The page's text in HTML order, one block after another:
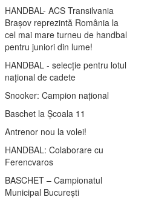
HANDBAL- ACS Transilvania
Brașov reprezintă România la
cel mai mare turneu de handbal
pentru juniori din lume!
HANDBAL - selecție pentru lotul
național de cadete
Snooker: Campion național
Baschet la Școala 11
Antrenor nou la volei!
HANDBAL: Colaborare cu
Ferencvaros
BASCHET – Campionatul
Municipal București